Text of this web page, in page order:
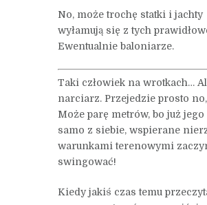
No, może trochę statki i jachty
wyłamują się z tych
Ewentualnie baloniarze.
Taki człowiek na wrotkach…
narciarz. Przejedzie prosto
Może parę metrów, bo już jego
samo z siebie, wspierane
warunkami terenowymi
swingować!
Kiedy jakiś czas temu